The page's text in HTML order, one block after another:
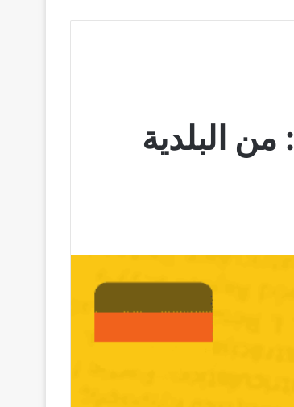
خطوات استخراج رخصة القيادة في ألمانيا 2026: من البلدية